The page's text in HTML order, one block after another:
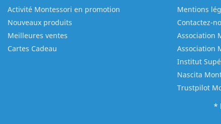
Activité Montessori en promotion
Nouveaux produits
Meilleures ventes
Cartes Cadeau
Mentions
Contactez-
Association
Association
Institut
Nascita
Trustpilot
*